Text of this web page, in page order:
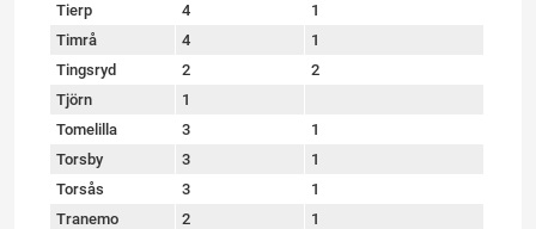
Tierp
4
1
Timrå
4
1
Tingsryd
2
2
Tjörn
1
Tomelilla
3
1
Torsby
3
1
Torsås
3
1
Tranemo
2
1